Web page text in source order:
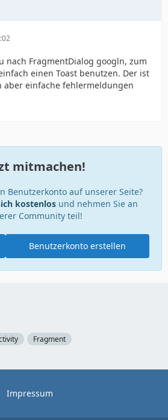
nach FragmentDialog googln, zum
einen Toast benutzen. Der ist
aber einfache fehlermeldungen
mitmachen!
Benutzerkonto auf unserer Seite?
kostenlosund nehmen Sie an
Community teil!
Benutzerkonto erstellen
Fragment
Impressum